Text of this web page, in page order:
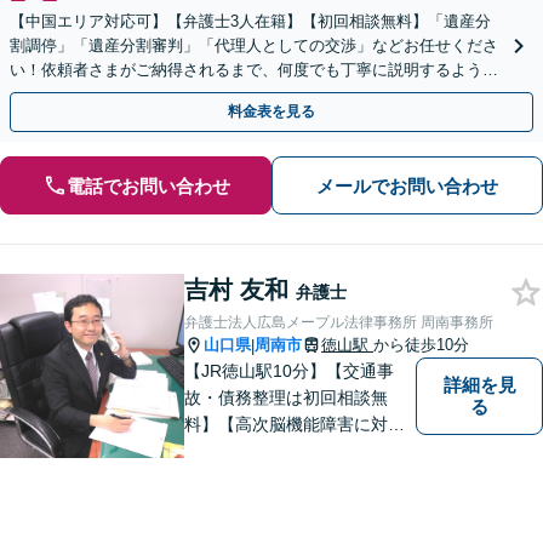
【中国エリア対応可】【弁護士3人在籍】【初回相談無料】「遺産分
割調停」「遺産分割審判」「代理人としての交渉」などお任せくださ
い！依頼者さまがご納得されるまで、何度でも丁寧に説明するよう心
掛けています【土日祝／夜間対応可】【当日／電話相談可】
料金表を見る
電話でお問い合わせ メールでお問い合わせ
吉村 友和 弁護士
弁護士法人広島メープル法律事務所 周南事務所
山口県|周南市 徳山駅 から徒歩10分
【JR徳山駅10分】【交通事
故・債務整理は初回相談無
料】【高次脳機能障害に対応
詳細を見
る